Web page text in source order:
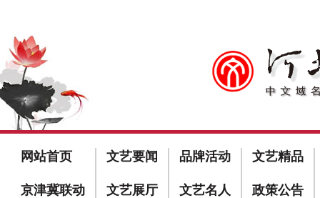
网站首页 文艺要闻 品牌活动 文艺精品
京津冀联动 文艺展厅 文艺名人 政策公告